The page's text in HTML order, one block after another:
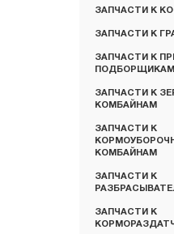
ЗАПЧАСТИ К
ЗАПЧАСТИ К
ЗАПЧАСТИ К
ПОДБОРЩИКАМ
ЗАПЧАСТИ К
КОМБАЙНАМ
ЗАПЧАСТИ К
КОМБАЙНАМ
ЗАПЧАСТИ К
ЗАПЧАСТИ К